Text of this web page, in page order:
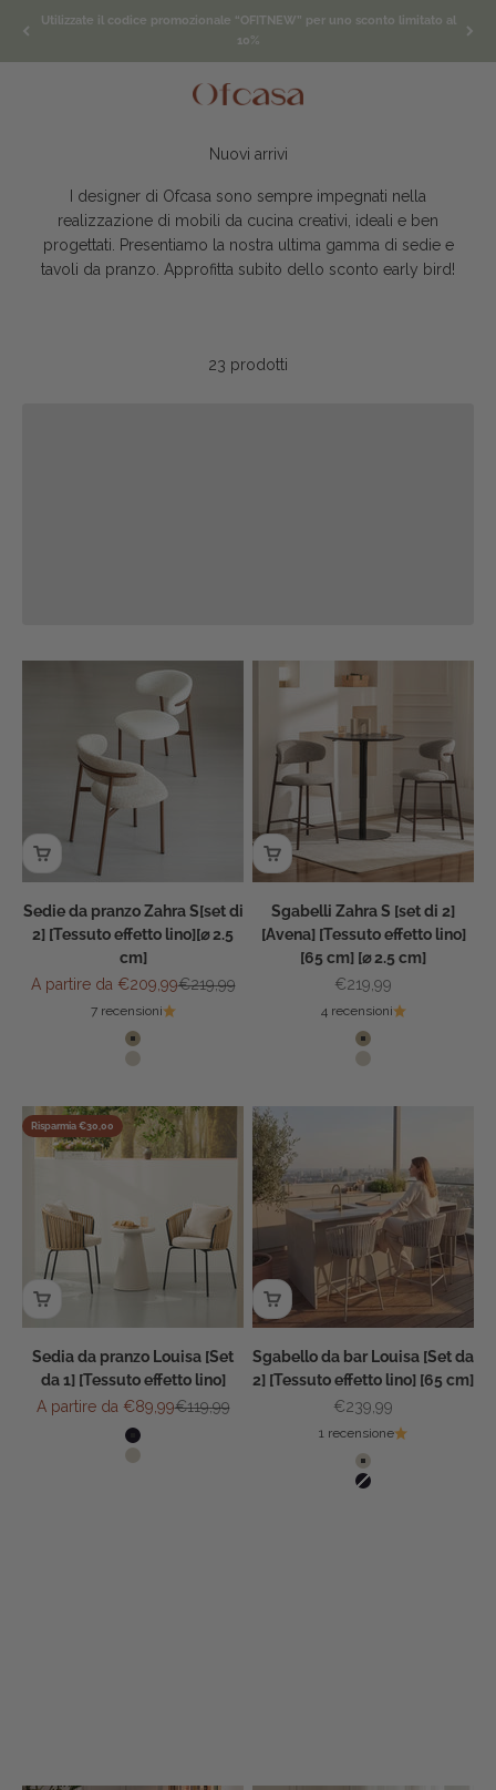
Utilizzate il codice promozionale “OFITNEW” per uno sconto limitato al
10%
Ofcasafurniture IT
I designer di Ofcasa sono sempre impegnati nella
realizzazione di mobili da cucina creativi, ideali e ben
progettati. Presentiamo la nostra ultima gamma di sedie e
tavoli da pranzo. Approfitta subito dello sconto early bird!
23 prodotti
Sedie da pranzo Zahra S[set di
2] [Tessuto effetto lino][⌀ 2.5
cm]
Prezzo scontato
A partire da €209,99Prezzo
€219,99
7 recensioni
Colore
Avena
Beige
Sgabelli Zahra S [set di 2]
[Avena] [Tessuto effetto lino]
[65 cm] [⌀ 2.5 cm]
Prezzo scontato
€219,99
4 recensioni
Colore
Avena
Beige
Risparmia €30,00
Sedia da pranzo Louisa [Set
da 1] [Tessuto effetto lino]
Prezzo scontato
A partire da €89,99Prezzo
€119,99
Colore
Nero
Beige
Sgabello da bar Louisa [Set da
2] [Tessuto effetto lino] [65 cm]
Prezzo scontato
€239,99
1 recensione
Colore
Beige
Nero